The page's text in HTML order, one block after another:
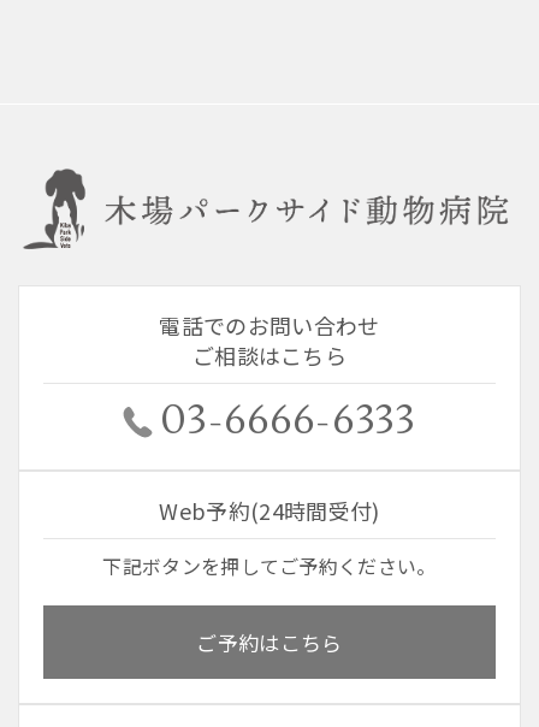
電話でのお問い合わせ
ご相談はこちら
03-6666-6333
Web予約(24時間受付)
下記ボタンを押してご予約ください。
ご予約はこちら